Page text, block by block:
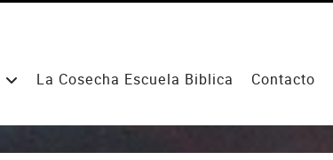
La Cosecha Escuela Biblica Contacto